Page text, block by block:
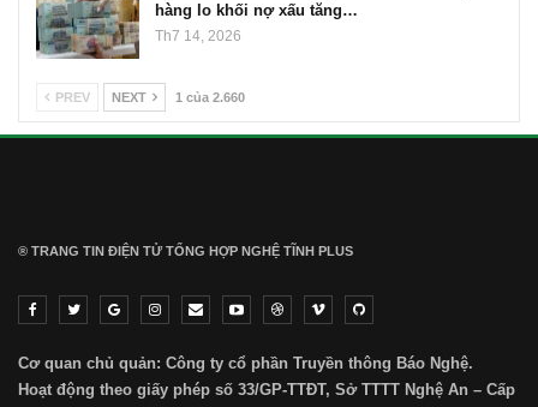
hàng lo khối nợ xấu tăng…
Th7 14, 2026
PREV NEXT 1 của 2.660
® TRANG TIN ĐIỆN TỬ ТỔNG HỢP NGHỆ TĨNH PLUS
Cơ quan chủ quản: Công ty cổ phần Truyền thông Báo Nghệ.
Hoạt động theo giấy phép số 33/GP-TTĐT, Sở TTTT Nghệ An – Cấp